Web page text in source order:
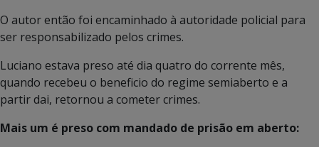
O autor então foi encaminhado à autoridade policial para
ser responsabilizado pelos crimes.
Luciano estava preso até dia quatro do corrente mês,
quando recebeu o beneficio do regime semiaberto e a
partir dai, retornou a cometer crimes.
Mais um é preso com mandado de prisão em aberto: